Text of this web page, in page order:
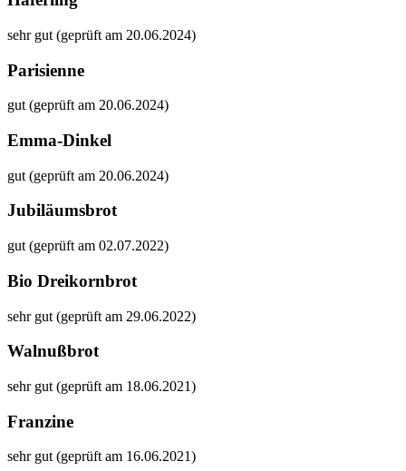
sehr gut (geprüft am 20.06.2024)
Parisienne
gut (geprüft am 20.06.2024)
Emma-Dinkel
gut (geprüft am 20.06.2024)
Jubiläumsbrot
gut (geprüft am 02.07.2022)
Bio Dreikornbrot
sehr gut (geprüft am 29.06.2022)
Walnußbrot
sehr gut (geprüft am 18.06.2021)
Franzine
sehr gut (geprüft am 16.06.2021)